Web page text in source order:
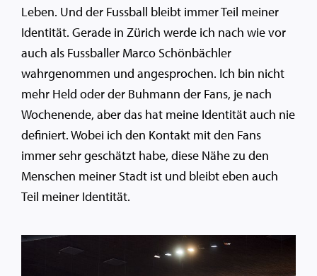
Leben. Und der Fussball bleibt immer Teil meiner
Identität. Gerade in Zürich werde ich nach wie vor
auch als Fussballer Marco Schönbächler
wahrgenommen und angesprochen. Ich bin nicht
mehr Held oder der Buhmann der Fans, je nach
Wochenende, aber das hat meine Identität auch nie
definiert. Wobei ich den Kontakt mit den Fans
immer sehr geschätzt habe, diese Nähe zu den
Menschen meiner Stadt ist und bleibt eben auch
Teil meiner Identität.